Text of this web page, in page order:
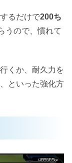
るだけで200ち
うので、慣れて
くか、耐久力を
といった強化方